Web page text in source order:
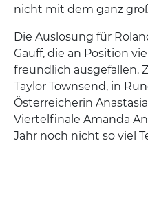
nicht mit dem ganz
Die Auslosung für
Gauff, die an Position
freundlich ausgefallen.
Taylor Townsend, in
Österreicherin
Viertelfinale Amanda
Jahr noch nicht so viel